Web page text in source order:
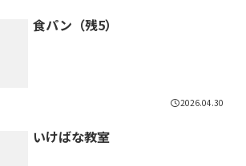
食パン（残5）
2026.04.30
いけばな教室